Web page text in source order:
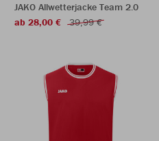
JAKO Allwetterjacke Team 2.0
ab 28,00 €
39,99 €